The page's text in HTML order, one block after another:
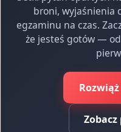
broni, wyjaśnienia
egzaminu na czas.
że jesteś gotów —